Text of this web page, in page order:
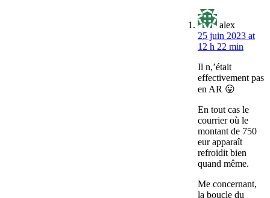
alex
25 juin 2023 at
12 h 22 min
Il n,’était
effectivement pas
en AR 😛
En tout cas le
courrier où le
montant de 750
eur apparaît
refroidit bien
quand même.
Me concernant,
la boucle du